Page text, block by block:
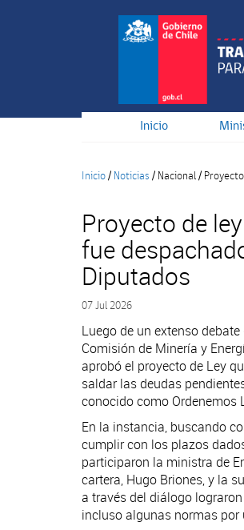
Inicio
Inicio/ Noticias / Nacional/
Proyecto de
fue
Diputados
07 Jul 2026
Luego de un extenso
Comisión de Minería y
aprobó el proyecto de Ley
saldar las deudas
conocido como Ordenemos
En la instancia, buscando
cumplir con los plazos
participaron la ministra de
cartera, Hugo Briones, y la
a través del diálogo
incluso algunas normas por